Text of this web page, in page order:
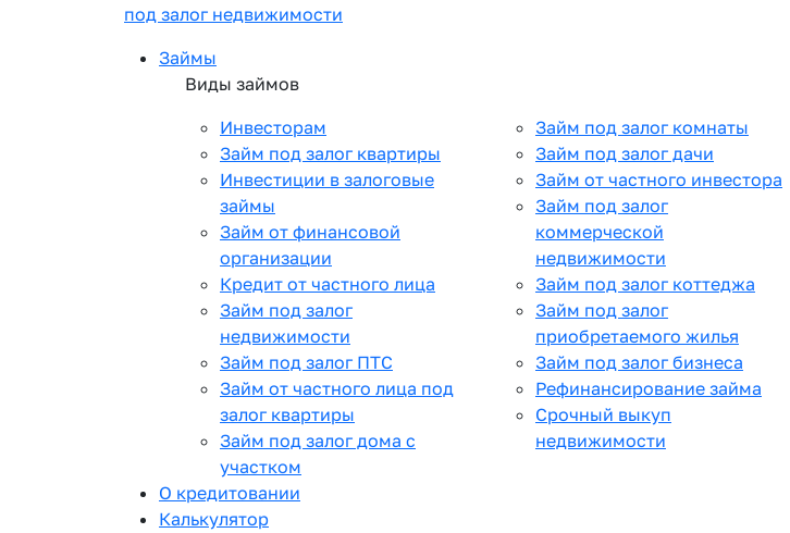
под залог недвижимости
Займы
Виды займов
Инвесторам
Займ под залог квартиры
Инвестиции в залоговые
займы
Займ от финансовой
организации
Кредит от частного лица
Займ под залог
недвижимости
Займ под залог ПТС
Займ от частного лица под
залог квартиры
Займ под залог дома с
участком
Займ под залог комнаты
Займ под залог дачи
Займ от частного инвестора
Займ под залог
коммерческой
недвижимости
Займ под залог коттеджа
Займ под залог
приобретаемого жилья
Займ под залог бизнеса
Рефинансирование займа
Срочный выкуп
недвижимости
О кредитовании
Калькулятор